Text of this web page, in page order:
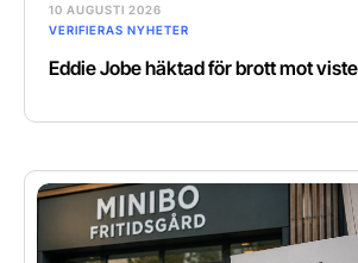
10 AUGUSTI 2026
VERIFIERAS NYHETER
Eddie Jobe häktad för brott mot